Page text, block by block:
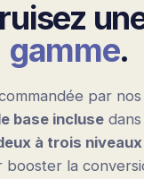
gamme.
par
base inclusedans
à trois
la